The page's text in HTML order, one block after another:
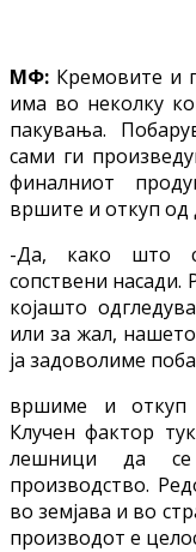
МФ: Кремовите и
има во неколку
пакувања.
сами ги
финалниот
вршите и откуп од
-Да, како што
сопствени насади.
којашто
или за жал,
ја задоволиме
вршиме и откуп
Клучен фактор
лешници да се
производство.
во земјава и во
производот е